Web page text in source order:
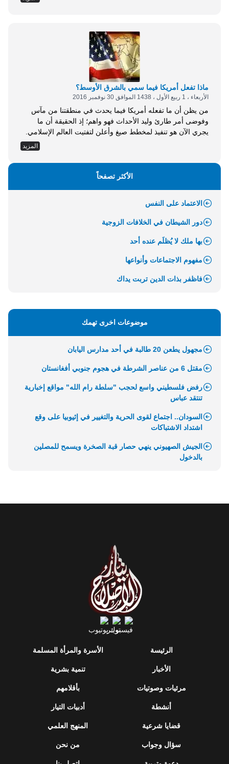
فتن وحروب داخلية طائفية وعرقية، تدمر أسس اللُحمة الوطنية،
أهم أهداف أمريكا وإيران؛ لأن المطلوب هو تهجير الملايين
وإحداث تغييرات سكانية كبيرة؛ فلم يكن ممكنًا تهجير حوالي
عشرة ملايين سوري، وستة ملايين عراقي من وطنهم، من دون
تدمير المدن والخدمات، وجعل القتل...
ماذا تفعل أمريكا فيما سمي بالشرق الأوسط؟
الأربعاء ، 1 ربيع الأول ، 1438 الموافق 30 نوفمبر 2016
من يظن أن ما تفعله أمريكا فيما يحدث في منطقتنا من مآس
وفوضى أمر طارئ وليد الأحداث فهو واهم؛ إذ الحقيقة أن ما
يجري الآن هو تنفيذ لمخطط صيغ وأعلن لتفتيت العالم الإسلامي.
إن المنطقة الآن تزلزل ليعاد تشكيلها من جديد، الأمر الذي يجعل
أمريكا تجمد جهودها السياسية، وتوقف مبادراتها، إلى حين نضجها
تمامًا، ووصولها لدرجة من الليونة، بعد أن يأخذ العنف مداه؛ تسمح
المحافظين الجدد (وهو تيار أيديولوجي متطرف، يمتلك توجهات
ضد العرب والمسلمين)؛ قد...
المزيد
الأكثر تصفحاً
الاعتماد على النفس
دور الشيطان في الخلافات الزوجية
بها ملك لا يُظلَم عنده أحد
مفهوم الاجتماعات وأنواعها
فاظفر بذات الدين تربت يداك
موضوعات اخرى تهمك
مجهول يطعن 20 طالبة في أحد مدارس اليابان
مقتل 6 من عناصر الشرطة في هجوم جنوبي أفغانستان
رفض فلسطيني واسع لحجب "سلطة رام الله" مواقع إخبارية
تنتقد عباس
السودان.. اجتماع لقوى الحرية والتغيير في إثيوبيا على وقع
اشتداد الاشتباكات
الجيش الصهيوني ينهي حصار قبة الصخرة ويسمح للمصلين
بالدخول
الرئيسة
الأخبار
مرئيات وصوتيات
أنشطة
قضايا شرعية
سؤال وجواب
الأسرة والمرأة المسلمة
تنمية بشرية
بأقلامهم
أدبيات التيار
المنهج العلمي
من نحن